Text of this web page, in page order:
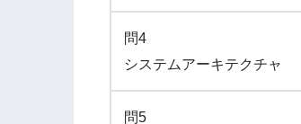
問4
システムアーキテクチャ
問5